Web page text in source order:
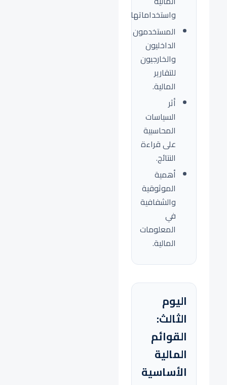
واستخداماتها.
المستخدمون
الداخليون
والخارجيون
للتقارير
المالية.
أثر
السياسات
المحاسبية
على قراءة
النتائج.
أهمية
الموثوقية
والشفافية
في
المعلومات
المالية.
اليوم
الثالث:
القوائم
المالية
الأساسية